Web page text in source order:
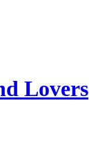
Lovers